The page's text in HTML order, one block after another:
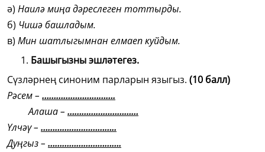
ә) Наилә миңа дәреслеген тоттырды.
б) Чишә башладым.
в) Мин шатлыгымнан елмаеп куйдым.
Башыгызны эшләтегез.
Сүзләрнең синоним парларын языгыз. (10 балл)
Рәсем – ………………………….
Алаша – …………………………
Үлчәү – …………………………..
Дуңгыз – ………………………….